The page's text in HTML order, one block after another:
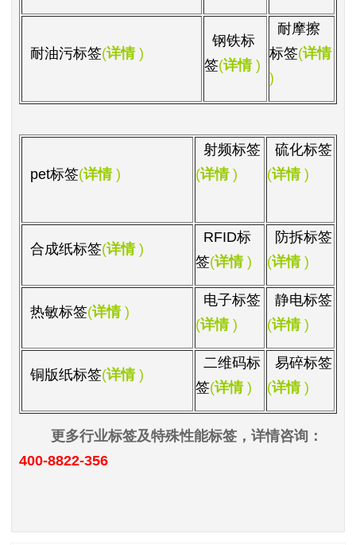
耐油污标签(详情 )
钢铁标
签(详情 )
耐摩擦
标签(详情
)
pet标签(详情 )
射频标签
(详情 )
硫化标签
(详情 )
合成纸标签(详情 )
RFID标
签(详情 )
防拆标签
(详情 )
热敏标签(详情 )
电子标签
(详情 )
静电标签
(详情 )
铜版纸标签(详情 )
二维码标
签(详情 )
易碎标签
(详情 )
更多行业标签及特殊性能标签，详情咨询：
400-8822-356